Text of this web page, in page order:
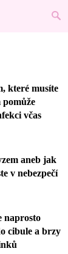
které musíte
pomůže
včas
aneb jak
v nebezpečí
naprosto
cibule a brzy